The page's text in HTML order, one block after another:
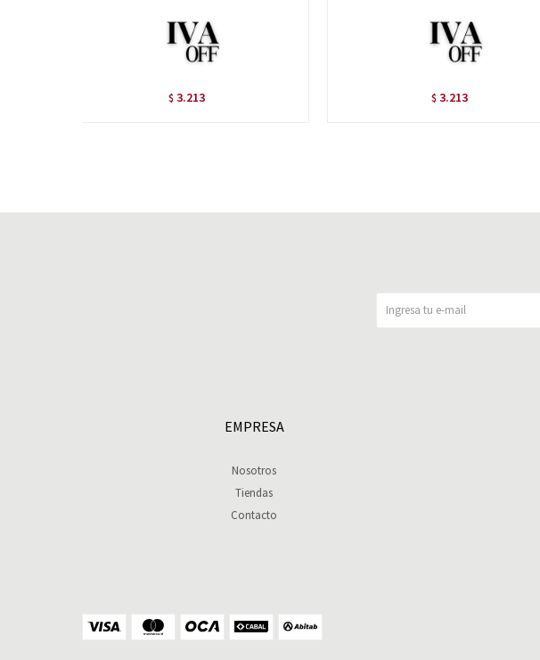
$ 3.213 $ 3.213
EMPRESA
Nosotros
Tiendas
Contacto